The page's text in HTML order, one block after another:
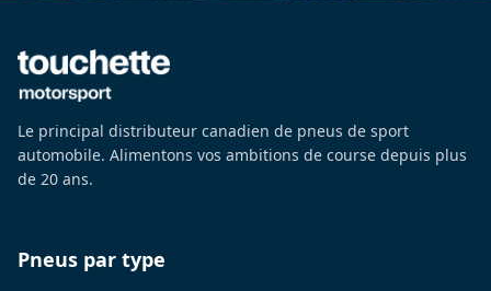
Le principal distributeur canadien de pneus de sport
automobile. Alimentons vos ambitions de course depuis plus
de 20 ans.
Pneus par type